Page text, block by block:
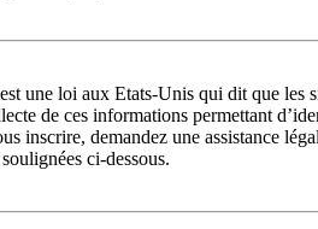
une loi aux Etats-Unis qui dit que les
de ces informations permettant
inscrire, demandez une assistance
ci-dessous.